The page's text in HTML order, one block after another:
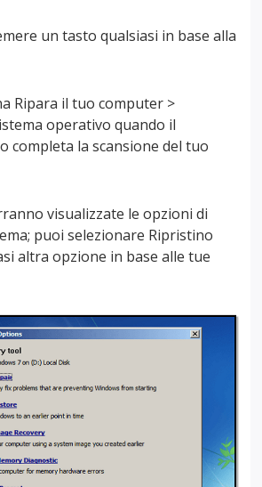
un tasto qualsiasi in base alla
Ripara il tuo computer >
operativo quando il
completa la scansione del tuo
visualizzate le opzioni di
puoi selezionare Ripristino
altra opzione in base alle tue